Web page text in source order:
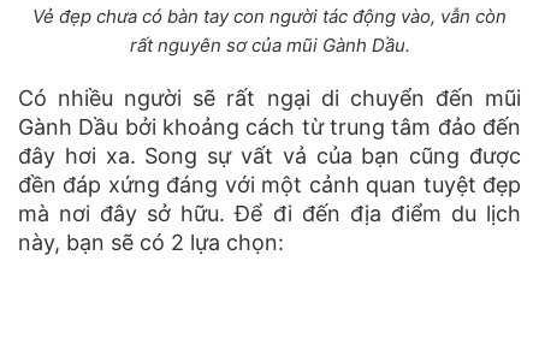
Vẻ đẹp chưa có bàn tay con người tác động vào, vẫn còn
rất nguyên sơ của mũi Gành Dầu.
Có nhiều người sẽ rất ngại di chuyển đến mũi
Gành Dầu bởi khoảng cách từ trung tâm đảo đến
đây hơi xa. Song sự vất vả của bạn cũng được
đền đáp xứng đáng với một cảnh quan tuyệt đẹp
mà nơi đây sở hữu. Để đi đến địa điểm du lịch
này, bạn sẽ có 2 lựa chọn: